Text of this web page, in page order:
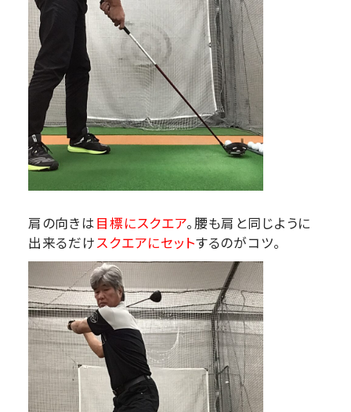
肩の向きは目標にスクエア。腰も肩と同じように
出来るだけスクエアにセットするのがコツ。